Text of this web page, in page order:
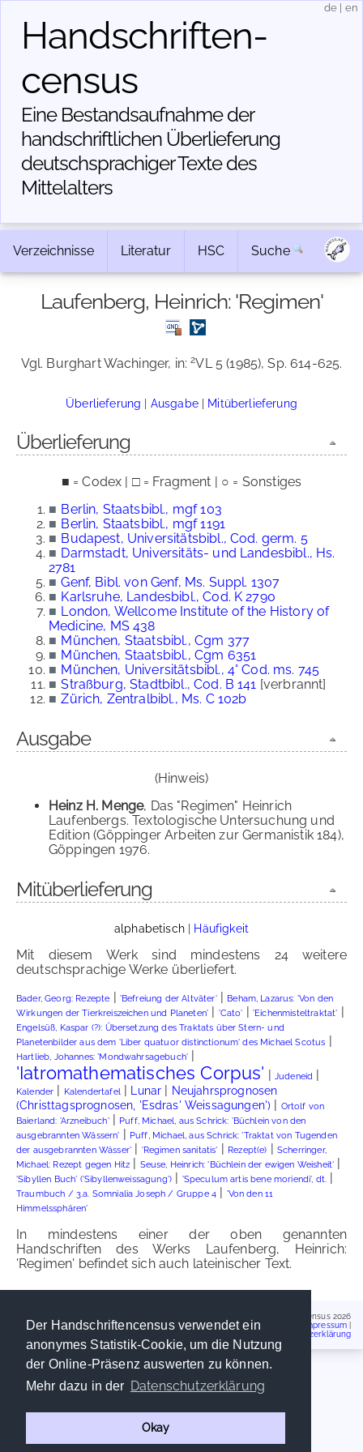
Der Handschriftencensus verwendet ein
anonymes Statistik-Cookie, um die Nutzung
der Online-Präsenz auswerten zu können.
Mehr dazu in der Datenschutzerklärung
Okay
Handschriften­
census
Eine Bestandsaufnahme der
handschriftlichen Über­lieferung
deutschsprachiger Texte des
Mittelalters
de en
Verzeichnisse Literatur HSC Suche
Laufenberg, Heinrich: 'Regimen'
Vgl. Burghart Wachinger, in:2VL 5 (1985), Sp. 614-625.
Überlieferung | Ausgabe| Mitüberlieferung
Überlieferung
■ = Codex | □ = Fragment | ○ = Sonstiges
■ Berlin, Staatsbibl., mgf 103
■ Berlin, Staatsbibl., mgf 1191
■ Budapest, Universitätsbibl., Cod. germ. 5
■ Darmstadt, Universitäts- und Landesbibl., Hs.
2781
■ Genf, Bibl. von Genf, Ms. Suppl. 1307
■ Karlsruhe, Landesbibl., Cod. K 2790
■ London, Wellcome Institute of the History of
Medicine, MS 438
■ München, Staatsbibl., Cgm 377
■ München, Staatsbibl., Cgm 6351
■ München, Universitätsbibl., 4° Cod. ms. 745
■ Straßburg, Stadtbibl., Cod. B 141 [verbrannt]
■ Zürich, Zentralbibl., Ms. C 102b
Ausgabe
(Hinweis)
Heinz H. Menge, Das "Regimen" Heinrich
Laufenbergs. Textologische Untersuchung und
Edition (Göppinger Arbeiten zur Germanistik 184),
Göppingen 1976.
Mitüberlieferung
alphabetisch| Häufigkeit
Mit diesem Werk sind mindestens 24 weitere
deutschsprachige Werke überliefert.
Bader, Georg: Rezepte | 'Befreiung der Altväter'| Beham, Lazarus: 'Von den
Wirkungen der Tierkreiszeichen und Planeten' | 'Cato' | 'Eichenmisteltraktat' |
Engelsüß, Kaspar (?): Übersetzung des Traktats über Stern- und
Planetenbilder aus dem 'Liber quatuor distinctionum' des Michael Scotus |
Hartlieb, Johannes: 'Mondwahrsagebuch' |
'Iatromathematisches Corpus' | Judeneid |
Kalender | Kalendertafel| Lunar | Neujahrsprognosen
(Christtagsprognosen, 'Esdras' Weissagungen') | Ortolf von
Baierland: 'Arzneibuch'| Puff, Michael, aus Schrick: 'Büchlein von den
ausgebrannten Wässern' | Puff, Michael, aus Schrick: 'Traktat von Tugenden
der ausgebrannten Wässer' | 'Regimen sanitatis' | Rezept(e) | Scherringer,
Michael: Rezept gegen Hitz | Seuse, Heinrich: 'Büchlein der ewigen Weisheit' |
'Sibyllen Buch' ('Sibyllenweissagung') | 'Speculum artis bene moriendi', dt. |
Traumbuch / 3.a. Somnialia Joseph / Gruppe 4 | 'Von den 11
Himmelssphären'
In mindestens einer der oben genannten
Handschriften des Werks Laufenberg, Heinrich:
'Regimen' befindet sich auch lateinischer Text.
Handschriftencensus 2026
Impressum
Datenschutzerklärung